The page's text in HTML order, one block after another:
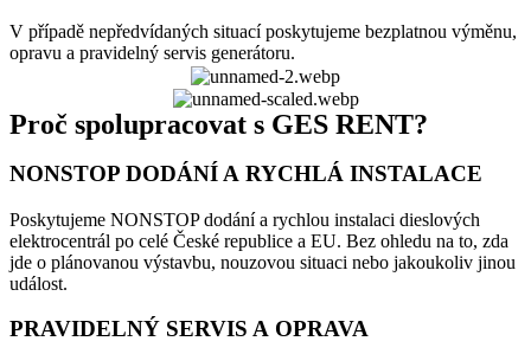
V případě nepředvídaných situací poskytujeme bezplatnou výměnu,
opravu a pravidelný servis generátoru.
Proč spolupracovat s GES RENT?
NONSTOP DODÁNÍ A RYCHLÁ INSTALACE
Poskytujeme NONSTOP dodání a rychlou instalaci dieslových
elektrocentrál po celé České republice a EU. Bez ohledu na to, zda
jde o plánovanou výstavbu, nouzovou situaci nebo jakoukoliv jinou
událost.
PRAVIDELNÝ SERVIS A OPRAVA